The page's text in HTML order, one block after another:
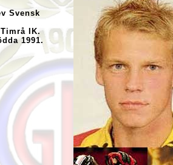
Svensk
IK.
1991.